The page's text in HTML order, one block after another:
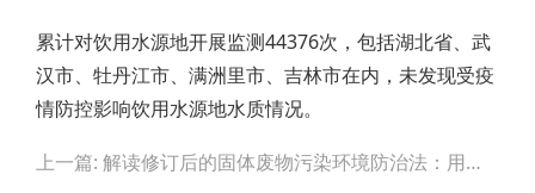
累计对饮用水源地开展监测44376次，包括湖北省、武
汉市、牡丹江市、满洲里市、吉林市在内，未发现受疫
情防控影响饮用水源地水质情况。
navigation
上一篇: 解读修订后的固体废物污染环境防治法：用最严密法治保护生态环境